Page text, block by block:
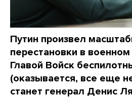
Путин произвел
перестановки в
Главой Войск
(оказывается, все еще
станет генерал Денис